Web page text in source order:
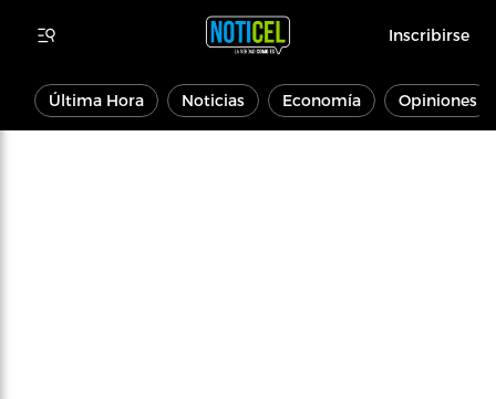
Inscribirse
Última Hora Noticias Economía Opiniones